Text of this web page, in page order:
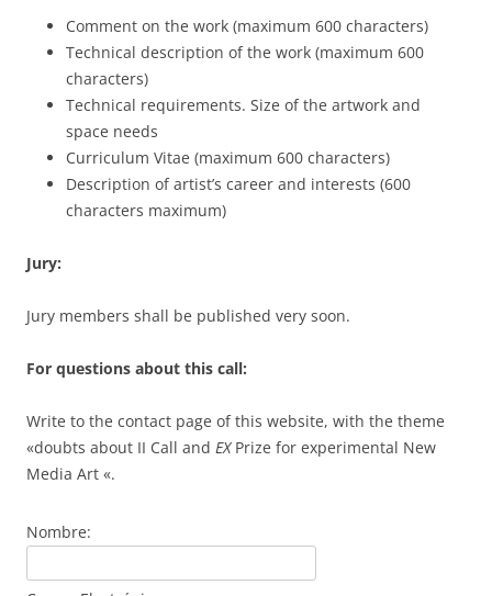
Comment on the work (maximum 600 characters)
Technical description of the work (maximum 600
characters)
Technical requirements. Size of the artwork and
space needs
Curriculum Vitae (maximum 600 characters)
Description of artist’s career and interests (600
characters maximum)
Jury:
Jury members shall be published very soon.
For questions about this call:
Write to the contact page of this website, with the theme
«doubts about II Call and EXPrize for experimental New
Media Art «.
Nombre: